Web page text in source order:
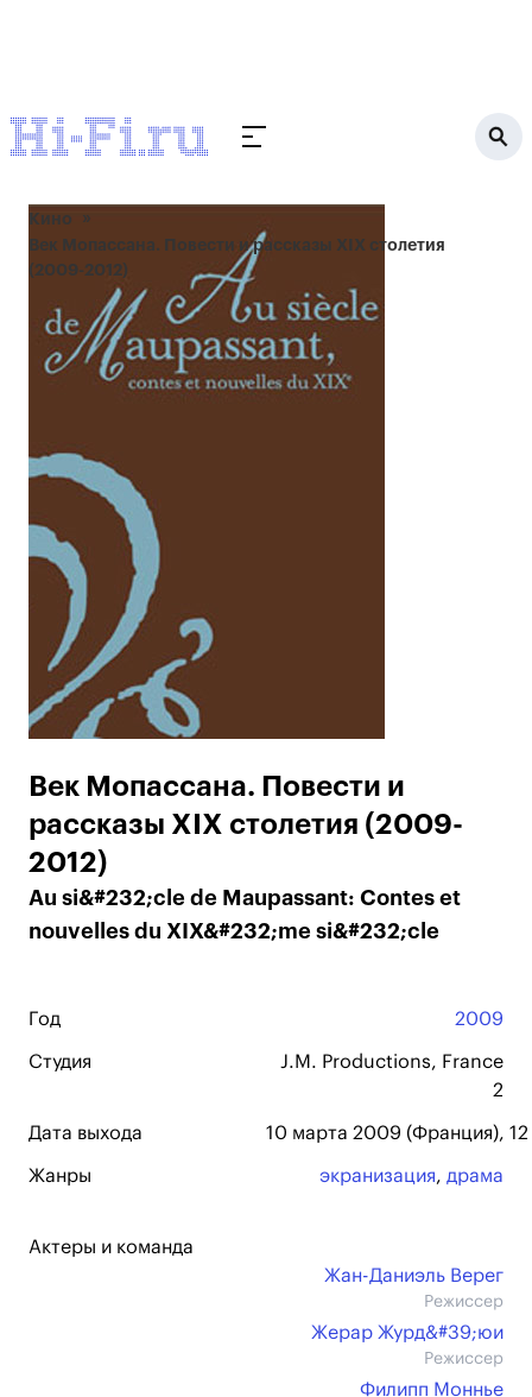
Кино
Век Мопассана. Повести и рассказы XIX столетия
(2009-2012)
Век Мопассана. Повести и
рассказы XIX столетия (2009-
2012)
Au si&#232;cle de Maupassant: Contes et
nouvelles du XIX&#232;me si&#232;cle
Год 2009
Студия
J.M. Productions, France
2
Дата выхода 10 марта 2009 (Франция), 12
Жанры экранизация, драма
Актеры и команда
Жан-Даниэль Верег
Режиссер
Жерар Журд&#39;юи
Режиссер
Филипп Моннье